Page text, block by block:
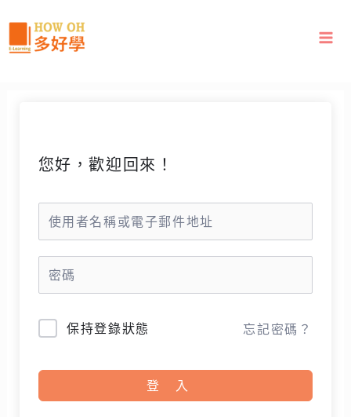
至
要
您好，歡迎回來！
保持登錄狀態 忘記密碼？
登入